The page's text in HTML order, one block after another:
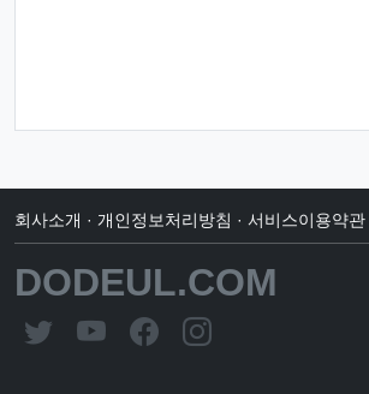
회사소개 · 개인정보처리방침 · 서비스이용약관
DODEUL.COM